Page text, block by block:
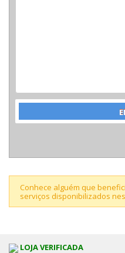
Conhece alguém que
serviços disponibilizados
LOJA VERIFICADA